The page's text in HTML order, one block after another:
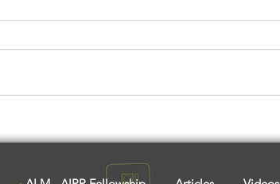
the Meal